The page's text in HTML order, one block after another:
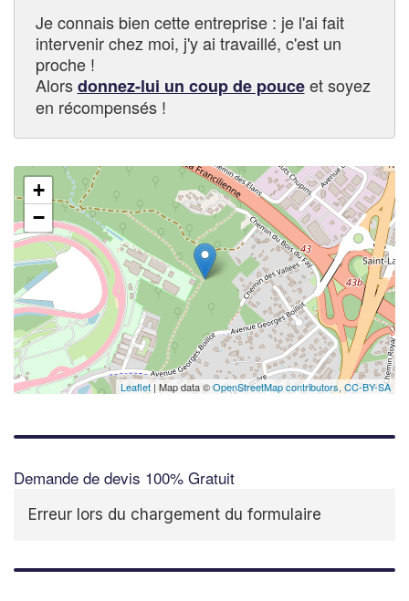
Je connais bien cette entreprise : je l'ai fait
intervenir chez moi, j'y ai travaillé, c'est un
proche !
Alorsdonnez-lui un coup de pouceet soyez
en récompensés !
+
−
Leaflet | Map data ©OpenStreetMap contributors, CC-BY-SA
Demande de devis 100% Gratuit
Erreur lors du chargement du formulaire